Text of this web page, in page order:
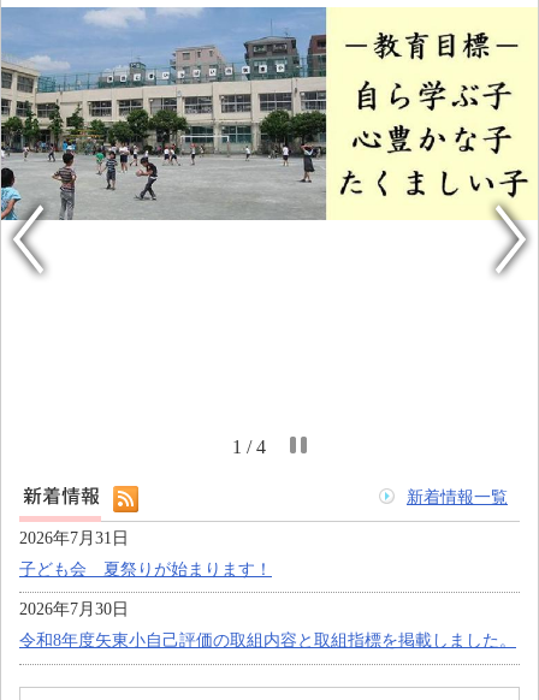
1 / 4
新着情報一覧
2026年7月31日
子ども会 夏祭りが始まります！
2026年7月30日
令和8年度矢東小自己評価の取組内容と取組指標を掲載しました。